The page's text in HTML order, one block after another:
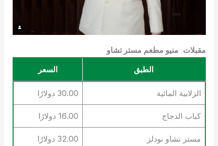
مقبلات منيو مطعم مستر تشاو
الطبق
السعر
الزلابية المائية 30.00 دولارًا
كباب الدجاج 16.00 دولارًا
مستر تشاو نودلز 32.00 دولارًا